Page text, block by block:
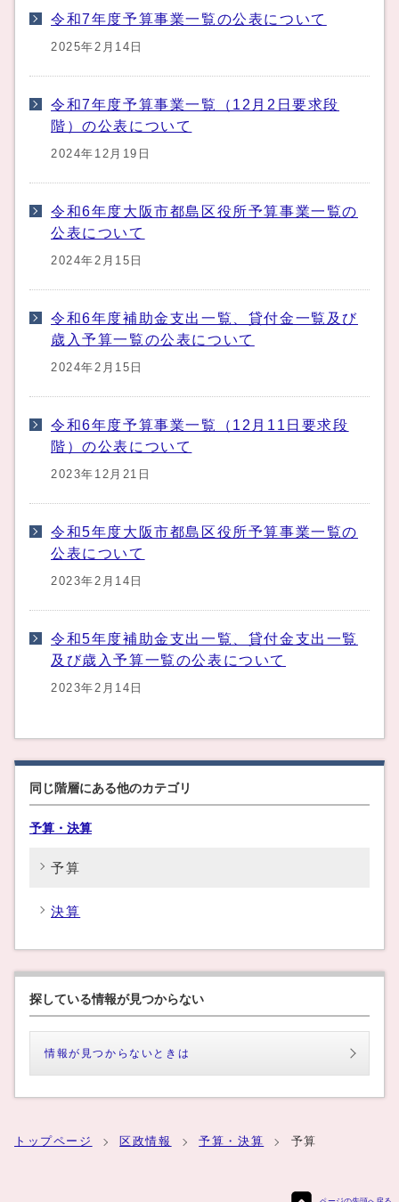
令和7年度予算事業一覧の公表について
2025年2月14日
令和7年度予算事業一覧（12月2日要求段
階）の公表について
2024年12月19日
令和6年度大阪市都島区役所予算事業一覧の
公表について
2024年2月15日
令和6年度補助金支出一覧、貸付金一覧及び
歳入予算一覧の公表について
2024年2月15日
令和6年度予算事業一覧（12月11日要求段
階）の公表について
2023年12月21日
令和5年度大阪市都島区役所予算事業一覧の
公表について
2023年2月14日
令和5年度補助金支出一覧、貸付金支出一覧
及び歳入予算一覧の公表について
2023年2月14日
同じ階層にある他のカテゴリ
予算・決算
予算
決算
探している情報が見つからない
情報が見つからないときは
トップページ 区政情報 予算・決算 予算